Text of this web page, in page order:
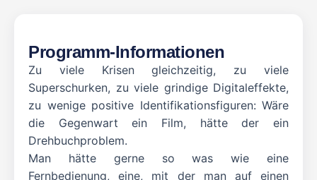
Programm-Informationen
Zu viele Krisen gleichzeitig, zu viele
Superschurken, zu viele grindige Digitaleffekte,
zu wenige positive Identifikationsfiguren: Wäre
die Gegenwart ein Film, hätte der ein
Drehbuchproblem.
Man hätte gerne so was wie eine
Fernbedienung, eine, mit der man auf einen